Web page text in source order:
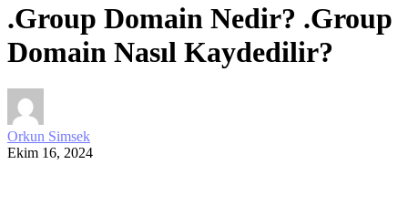
.Group Domain Nedir? .Group
Domain Nasıl Kaydedilir?
Orkun Simsek
Ekim 16, 2024